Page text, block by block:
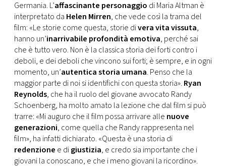
Germania. L’affascinante personaggio di Maria Altman è
interpretato da Helen Mirren, che vede così la trama del
film: «Le storie come questa, storie divera vita vissuta,
hanno un’inarrivabile profondità emotiva, perché sai
che è tutto vero. Non è la classica storia dei forti contro i
deboli, e dei deboli che vincono sui forti; è sempre, e in ogni
momento, un’autentica storia umana. Penso che la
maggior parte di noi si identifichi con questa storia». Ryan
Reynolds, che ha il ruolo del giovane avvocato Randy
Schoenberg, ha molto amato la lezione che dal film si può
trarre: «Mi auguro che il film possa arrivare alle nuove
generazioni, come quella che Randy rappresenta nel
film», ha infatti dichiarato. «Questa è una storia di
redenzione e digiustizia, e credo sia importante che i
giovani la conoscano, e che i meno giovani la ricordino».